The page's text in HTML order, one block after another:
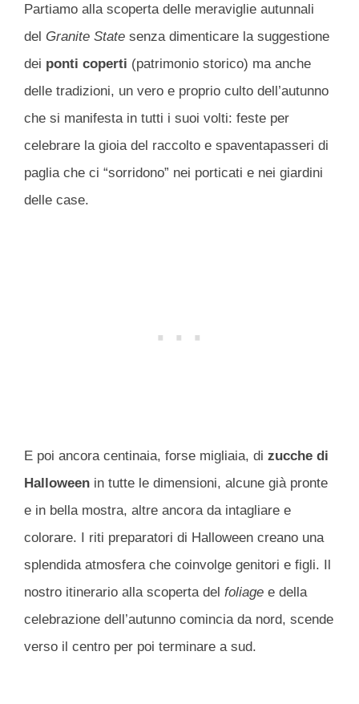
Partiamo alla scoperta delle meraviglie autunnali
del Granite State senza dimenticare la suggestione
dei ponti coperti (patrimonio storico) ma anche
delle tradizioni, un vero e proprio culto dell’autunno
che si manifesta in tutti i suoi volti: feste per
celebrare la gioia del raccolto e spaventapasseri di
paglia che ci “sorridono” nei porticati e nei giardini
delle case.
E poi ancora centinaia, forse migliaia, di zucche di
Halloween in tutte le dimensioni, alcune già pronte
e in bella mostra, altre ancora da intagliare e
colorare. I riti preparatori di Halloween creano una
splendida atmosfera che coinvolge genitori e figli. Il
nostro itinerario alla scoperta del foliage e della
celebrazione dell’autunno comincia da nord, scende
verso il centro per poi terminare a sud.